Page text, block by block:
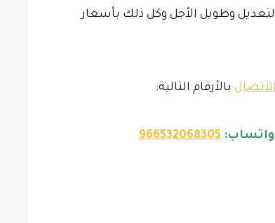
وطويل الأجل وكل ذلك بأسعار
بالأرقام التالية:
واتساب: 966532068305